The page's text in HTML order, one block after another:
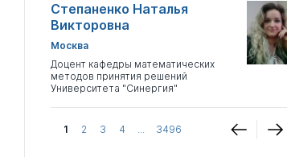
Степаненко Наталья
Викторовна
Москва
Доцент кафедры математических
методов принятия решений
Университета "Синергия"
1 2 3 4 ... 3496